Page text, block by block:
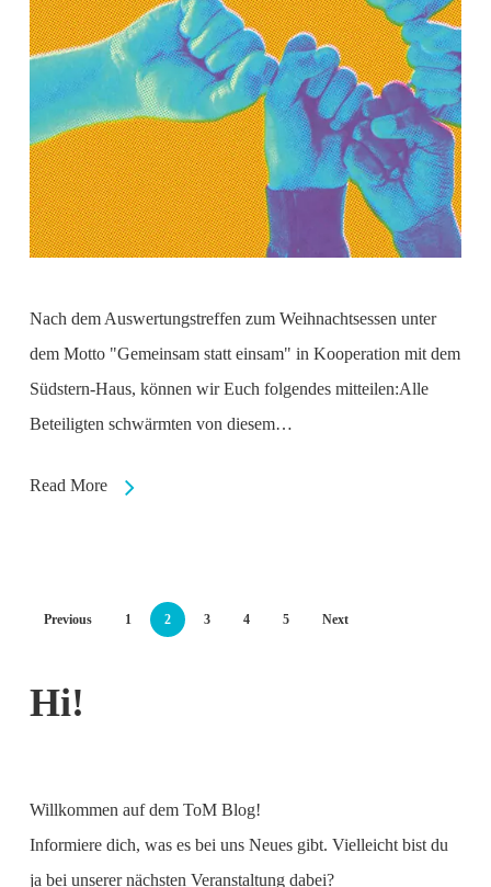
Nach dem Auswertungstreffen zum Weihnachtsessen unter
dem Motto "Gemeinsam statt einsam" in Kooperation mit dem
Südstern-Haus, können wir Euch folgendes mitteilen:Alle
Beteiligten schwärmten von diesem…
Read More
Previous 1 2 3 4 5 Next
Hi!
Willkommen auf dem ToM Blog!
Informiere dich, was es bei uns Neues gibt. Vielleicht bist du
ja bei unserer nächsten Veranstaltung dabei?